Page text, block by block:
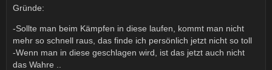
Gründe:
-Sollte man beim Kämpfen in diese laufen, kommt man nicht
mehr so schnell raus, das finde ich persönlich jetzt nicht so toll
-Wenn man in diese geschlagen wird, ist das jetzt auch nicht
das Wahre ..